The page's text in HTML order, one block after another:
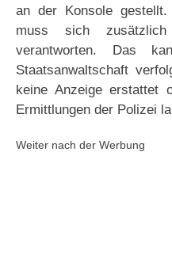
an der Konsole gestellt.
muss sich zusätzlich
verantworten. Das
Staatsanwaltschaft
keine Anzeige erstattet
Ermittlungen der Polizei
Weiter nach der Werbung